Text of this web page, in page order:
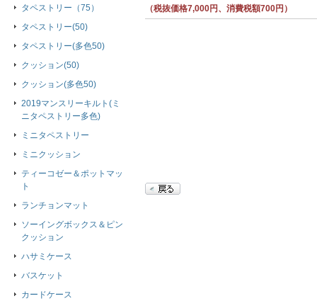
（税抜価格7,000円、消費税額700円）
タペストリー（75）
タペストリー(50)
タペストリー(多色50)
クッション(50)
クッション(多色50)
2019マンスリーキルト(ミ
ニタペストリー多色)
ミニタペストリー
ミニクッション
ティーコゼー＆ポットマッ
ト
ランチョンマット
ソーイングボックス＆ピン
クッション
ハサミケース
バスケット
カードケース